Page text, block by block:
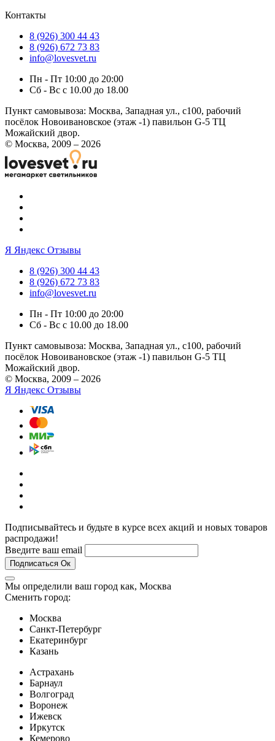
Контакты
8 (926) 300 44 43
8 (926) 672 73 83
info@lovesvet.ru
Пн - Пт 10:00 до 20:00
Сб - Вс с 10.00 до 18.00
Пункт самовывоза: Москва, Западная ул., с100, рабочий
посёлок Новоивановское (этаж -1) павильон G-5 ТЦ
Можайский двор.
© Москва, 2009 – 2026
Я Яндекс Отзывы
8 (926) 300 44 43
8 (926) 672 73 83
info@lovesvet.ru
Пн - Пт 10:00 до 20:00
Сб - Вс с 10.00 до 18.00
Пункт самовывоза: Москва, Западная ул., с100, рабочий
посёлок Новоивановское (этаж -1) павильон G-5 ТЦ
Можайский двор.
© Москва, 2009 – 2026
Я Яндекс Отзывы
Подписывайтесь и будьте в курсе всех акций и новых товаров
распродажи!
Введите ваш email
Подписаться Ок
Мы определили ваш город как, Москва
Сменить город:
Москва
Санкт-Петербург
Екатеринбург
Казань
Астрахань
Барнаул
Волгоград
Воронеж
Ижевск
Иркутск
Кемерово